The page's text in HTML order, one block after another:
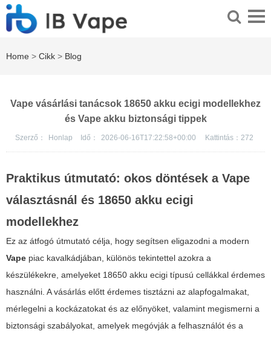
Home > Cikk > Blog
Vape vásárlási tanácsok 18650 akku ecigi modellekhez
és Vape akku biztonsági tippek
Szerző： Honlap Idő： 2026-06-16T17:22:58+00:00 Kattintás： 272
Praktikus útmutató: okos döntések a Vape
választásnál és 18650 akku ecigi
modellekhez
Ez az átfogó útmutató célja, hogy segítsen eligazodni a modern
Vape piac kavalkádjában, különös tekintettel azokra a
készülékekre, amelyeket 18650 akku ecigi típusú cellákkal érdemes
használni. A vásárlás előtt érdemes tisztázni az alapfogalmakat,
mérlegelni a kockázatokat és az előnyöket, valamint megismerni a
biztonsági szabályokat, amelyek megóvják a felhasználót és a